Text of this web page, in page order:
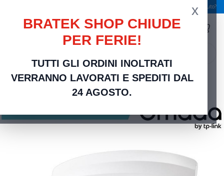
Serve aiuto?
x
BRATEK SHOP CHIUDE
PER FERIE!
TUTTI GLI ORDINI INOLTRATI
VERRANNO LAVORATI E SPEDITI DAL
24 AGOSTO.
Home Networking Rete Casa e Ufficio
Networking | Router, Switch, Modem e
Accessori
Omada Access Point Indoor MU-MIMO Wi-Fi AC1350 - EAP225